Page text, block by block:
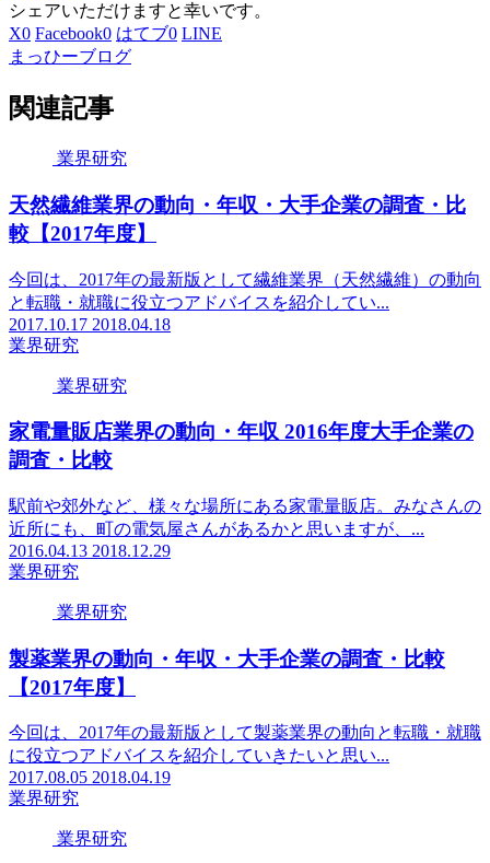
シェアいただけますと幸いです。
X0 Facebook0 はてブ0 LINE
まっひーブログ
関連記事
業界研究
天然繊維業界の動向・年収・大手企業の調査・比
較【2017年度】
今回は、2017年の最新版として繊維業界（天然繊維）の動向
と転職・就職に役立つアドバイスを紹介してい...
2017.10.17 2018.04.18
業界研究
業界研究
家電量販店業界の動向・年収 2016年度大手企業の
調査・比較
駅前や郊外など、様々な場所にある家電量販店。みなさんの
近所にも、町の電気屋さんがあるかと思いますが、...
2016.04.13 2018.12.29
業界研究
業界研究
製薬業界の動向・年収・大手企業の調査・比較
【2017年度】
今回は、2017年の最新版として製薬業界の動向と転職・就職
に役立つアドバイスを紹介していきたいと思い...
2017.08.05 2018.04.19
業界研究
業界研究